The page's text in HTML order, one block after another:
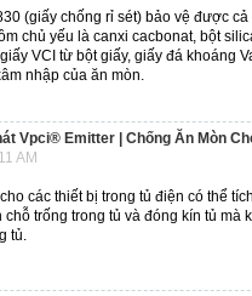
(giấy chống rỉ sét) bảo vệ được
chủ yếu là canxi cacbonat, bột
VCI từ bột giấy, giấy đá khoáng
nhập của ăn mòn.
Vpci® Emitter | Chống Ăn Mòn
AM
các thiết bị trong tủ điện có thể
trống trong tủ và đóng kín tủ mà
tủ.